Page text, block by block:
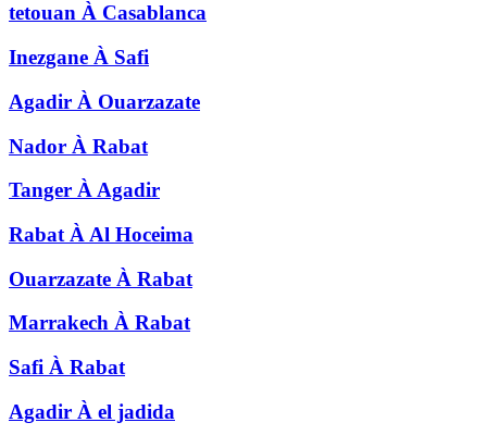
tetouan À Casablanca
Inezgane À Safi
Agadir À Ouarzazate
Nador À Rabat
Tanger ÀAgadir
Rabat À Al Hoceima
Ouarzazate À Rabat
Marrakech À Rabat
Safi À Rabat
Agadir À el jadida